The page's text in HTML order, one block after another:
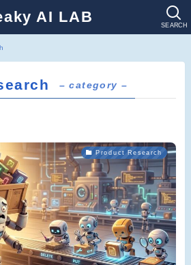
AI LAB SEARCH
– category –
Product Research